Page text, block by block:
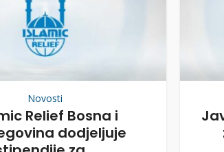
Novosti
Relief Bosna i
dodjeljuje